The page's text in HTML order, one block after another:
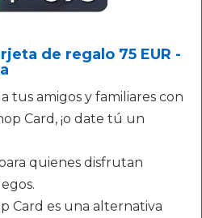
de regalo 75 EUR -
tus amigos y familiares con
Card, ¡o date tú un
quienes disfrutan
Card es una alternativa